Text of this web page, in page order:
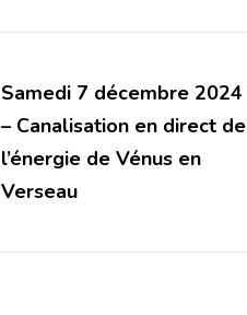
Samedi 7 décembre 2024
– Canalisation en direct de
l’énergie de Vénus en
Verseau